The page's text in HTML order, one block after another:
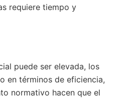
requiere tiempo y
puede ser elevada, los
en términos de eficiencia,
normativo hacen que el